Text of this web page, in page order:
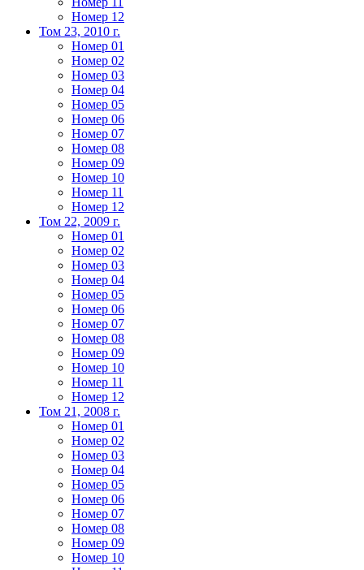
Номер 12
Том 23, 2010 г.
Номер 01
Номер 02
Номер 03
Номер 04
Номер 05
Номер 06
Номер 07
Номер 08
Номер 09
Номер 10
Номер 11
Номер 12
Том 22, 2009 г.
Номер 01
Номер 02
Номер 03
Номер 04
Номер 05
Номер 06
Номер 07
Номер 08
Номер 09
Номер 10
Номер 11
Номер 12
Том 21, 2008 г.
Номер 01
Номер 02
Номер 03
Номер 04
Номер 05
Номер 06
Номер 07
Номер 08
Номер 09
Номер 10